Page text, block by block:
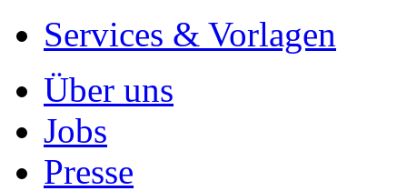
Services & Vorlagen
Über uns
Jobs
Presse